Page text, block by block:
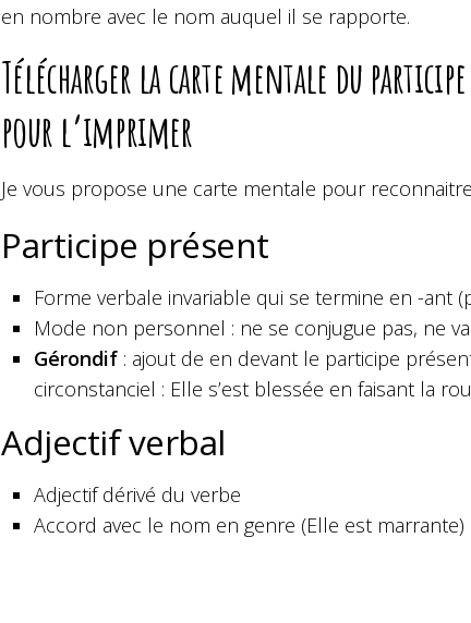
en nombre avec le nom auquel il se rapporte.
Télécharger la carte mentale du
pour l’imprimer
Je vous propose une carte mentale pour
Participe présent
Forme verbale invariable qui se termine en -ant
Mode non personnel : ne se conjugue pas, ne
Gérondif : ajout de en devant le participe
circonstanciel : Elle s’est blessée en faisant la
Adjectif verbal
Adjectif dérivé du verbe
Accord avec le nom en genre (Elle est